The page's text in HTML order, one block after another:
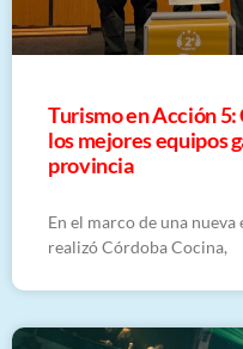
Turismo en Acción
los mejores equipos
provincia
En el marco de una
realizó Córdoba Cocina,